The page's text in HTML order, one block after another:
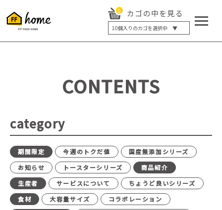
0 カゴの中を見る
10個入りのカゴを選択中 ▼
5個入り
20個入り
最大12%OFF
CONTENTS
category
期間限定 今週のトクだ値
国産無添加シリーズ
お知らせ
トースターシリーズ
商品紹介
生産者
サービスについて
ちょうど良いシリーズ
食材
大容量サイズ
コラボレーション